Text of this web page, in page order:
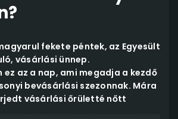
fekete péntek, az Egyesült
vásárlási ünnep.
ez az a nap, ami megadja a kezdő
bevásárlási szezonnak. Mára
vásárlási őrületté nőtt